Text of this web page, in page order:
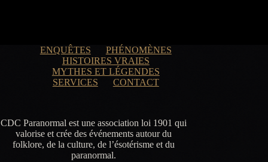
ENQUÊTES
PHÉNOMÈNES
HISTOIRES VRAIES
MYTHES ET LÉGENDES
SERVICES
CONTACT
CDC Paranormal est une association loi 1901 qui
valorise et crée des événements autour du
folklore, de la culture, de l’ésotérisme et du
paranormal.